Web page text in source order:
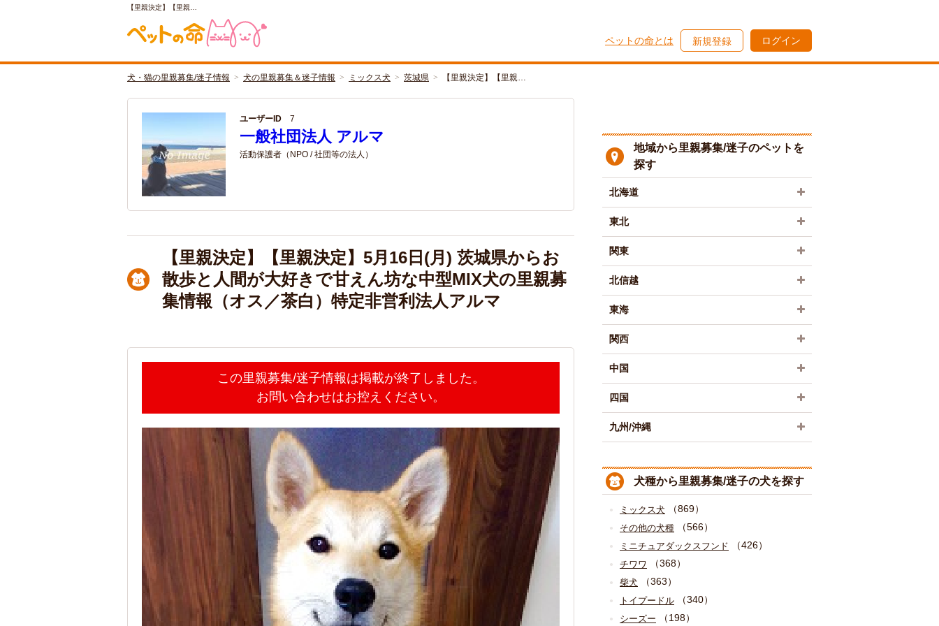
【里親決定】【里親…
ペットの命とは 新規登録 ログイン
犬・猫の里親募集/迷子情報 犬の里親募集＆迷子情報 ミックス犬 茨城県 【里親決定】【里親…
ユーザーID 7
一般社団法人 アルマ
活動保護者（NPO / 社団等の法人）
【里親決定】【里親決定】5月16日(月) 茨城県からお
散歩と人間が大好きで甘えん坊な中型MIX犬の里親募
集情報（オス／茶白）特定非営利法人アルマ
この里親募集/迷子情報は掲載が終了しました。
お問い合わせはお控えください。
地域から里親募集/迷子のペットを
探す
北海道
東北
関東
北信越
東海
関西
中国
四国
九州/沖縄
犬種から里親募集/迷子の犬を探す
ミックス犬 （869）
その他の犬種 （566）
ミニチュアダックスフンド （426）
チワワ （368）
柴犬 （363）
トイプードル （340）
シーズー （198）